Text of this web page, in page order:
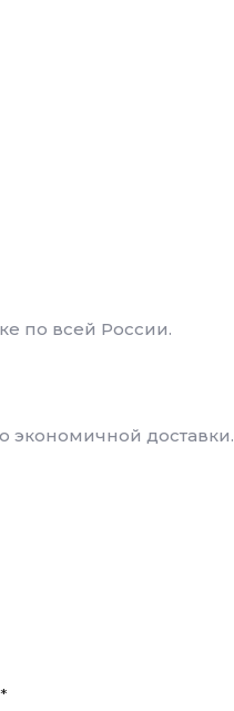
по всей России.
экономичной доставки.